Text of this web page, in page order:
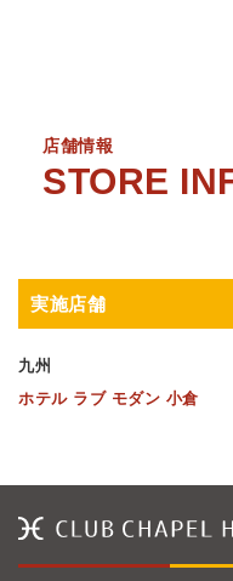
店舗情報
実施店舗
九州
ホテル ラブ モダン 小倉